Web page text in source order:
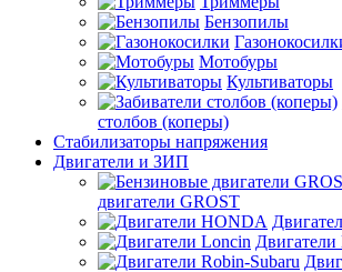
Бензопилы
Мотобуры
Культиваторы
столбов (коперы)
Стабилизаторы напряжения
Двигатели и ЗИП
двигатели GROST
Двигатели